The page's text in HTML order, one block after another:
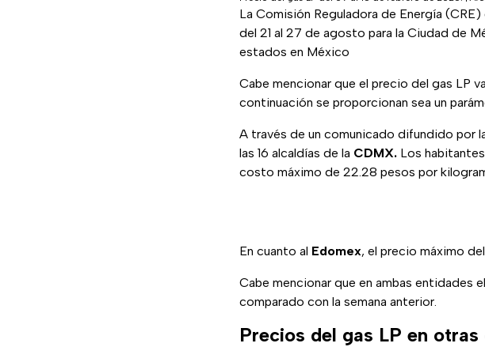
La Comisión Reguladora de Energía
del 21 al 27 de agosto para la Ciudad de
estados en México
Cabe mencionar que el precio del gas LP
continuación se proporcionan sea un
A través de un comunicado difundido por
las 16 alcaldías de la CDMX. Los
costo máximo de 22.28 pesos por
En cuanto al Edomex, el precio máximo
Cabe mencionar que en ambas entidades
comparado con la semana anterior.
Precios del gas LP en